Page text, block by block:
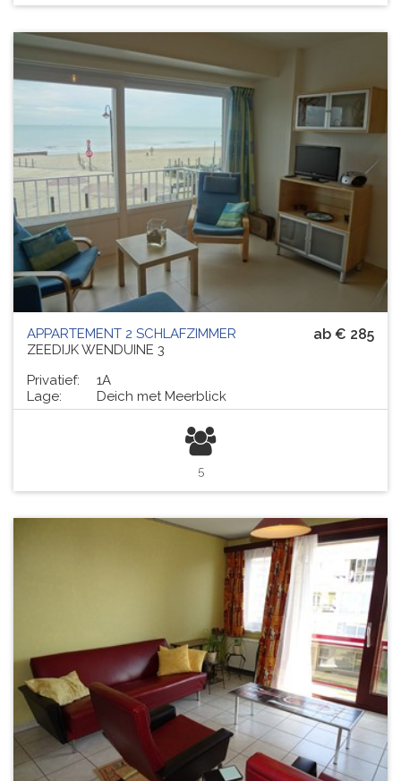
ab € 285
APPARTEMENT 2 SCHLAFZIMMER
ZEEDIJK WENDUINE 3
Privatief:
1A
Lage:
Deich met Meerblick
5